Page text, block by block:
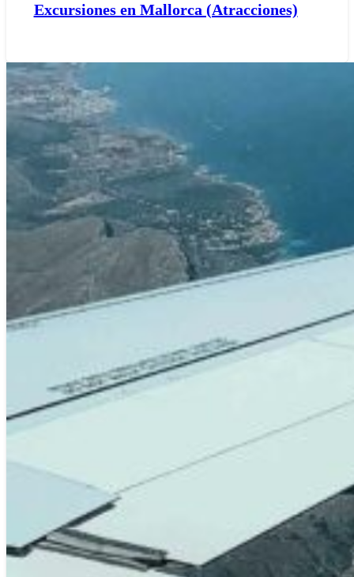
Excursiones en Mallorca (Atracciones)